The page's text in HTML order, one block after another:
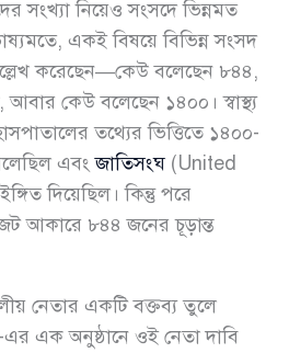
সংখ্যা নিয়েও সংসদে ভিন্নমত
একই বিষয়ে বিভিন্ন সংসদ
করেছেন—কেউ বলেছেন ৮৪৪,
কেউ বলেছেন ১৪০০। স্বাস্থ্য
তথ্যের ভিত্তিতে ১৪০০-
এবংজাতিসংঘ (United
দিয়েছিল। কিন্তু পরে
আকারে ৮৪৪ জনের চূড়ান্ত
নেতার একটি বক্তব্য তুলে
এক অনুষ্ঠানে ওই নেতা দাবি